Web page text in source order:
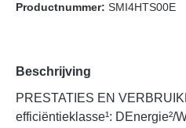
Productnummer: SMI4HTS00E
Beschrijving
PRESTATIES EN
efficiëntieklasse¹: DEnergie²/